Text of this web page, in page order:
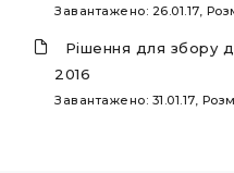
Завантажено: 26.01.17,
Рішення для збору
2016
Завантажено: 31.01.17,